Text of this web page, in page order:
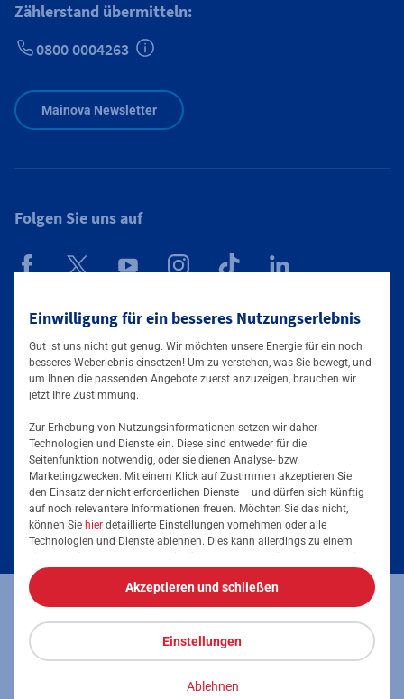
Einwilligung für ein besseres Nutzungserlebnis
Gut ist uns nicht gut genug. Wir möchten unsere Energie für ein noch
besseres Weberlebnis einsetzen! Um zu verstehen, was Sie bewegt, und
um Ihnen die passenden Angebote zuerst anzuzeigen, brauchen wir
jetzt Ihre Zustimmung.
Zur Erhebung von Nutzungsinformationen setzen wir daher
Technologien und Dienste ein. Diese sind entweder für die
Seitenfunktion notwendig, oder sie dienen Analyse- bzw.
Marketingzwecken. Mit einem Klick auf Zustimmen akzeptieren Sie
den Einsatz der nicht erforderlichen Dienste – und dürfen sich künftig
auf noch relevantere Informationen freuen. Möchten Sie das nicht,
können Sie hier detaillierte Einstellungen vornehmen oder alle
Technologien und Dienste ablehnen. Dies kann allerdings zu einem
jederzeit die volle Kontrolle über Ihre Daten, denn die Auswahl kann
jederzeit geändert werden. Weitere Informationen zur Mainova finden
Sie imImpressumund in denDatenschutzhinweisen.
Ablehnen
Einstellungen
Akzeptieren und schließen
Zählerstand übermitteln:
0800 0004263
Mainova Newsletter
Folgen Sie uns auf
Mainova App
Tarife & Angebote
Strom für Zuhause
Erdgas für Zuhause
Elektromobilität
Energieausweis erstellen
Stromanbieter in Ihrer Region
Services & Informationen
Podcast
Umzugsmeldung
Impressum Datenschutz Vertrag kündigen
Vertrag widerrufen Barrierefreiheit